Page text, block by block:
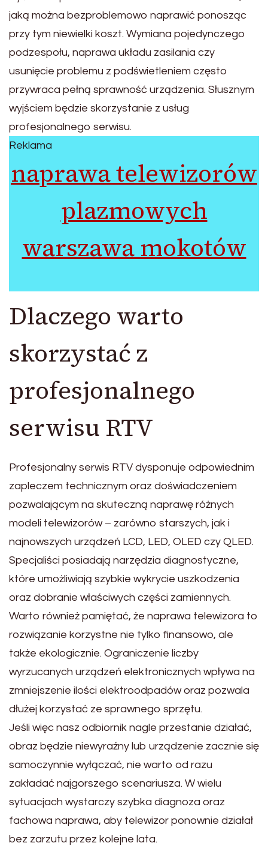
jaką można bezproblemowo naprawić ponosząc
przy tym niewielki koszt. Wymiana pojedynczego
podzespołu, naprawa układu zasilania czy
usunięcie problemu z podświetleniem często
przywraca pełną sprawność urządzenia. Słusznym
wyjściem będzie skorzystanie z usług
profesjonalnego serwisu.
Reklama
naprawa telewizorów
plazmowych
warszawa mokotów
Dlaczego warto
skorzystać z
profesjonalnego
serwisu RTV
Profesjonalny serwis RTV dysponuje odpowiednim
zapleczem technicznym oraz doświadczeniem
pozwalającym na skuteczną naprawę różnych
modeli telewizorów – zarówno starszych, jak i
najnowszych urządzeń LCD, LED, OLED czy QLED.
Specjaliści posiadają narzędzia diagnostyczne,
które umożliwiają szybkie wykrycie uszkodzenia
oraz dobranie właściwych części zamiennych.
Warto również pamiętać, że naprawa telewizora to
rozwiązanie korzystne nie tylko finansowo, ale
także ekologicznie. Ograniczenie liczby
wyrzucanych urządzeń elektronicznych wpływa na
zmniejszenie ilości elektroodpadów oraz pozwala
dłużej korzystać ze sprawnego sprzętu.
Jeśli więc nasz odbiornik nagle przestanie działać,
obraz będzie niewyraźny lub urządzenie zacznie się
samoczynnie wyłączać, nie warto od razu
zakładać najgorszego scenariusza. W wielu
sytuacjach wystarczy szybka diagnoza oraz
fachowa naprawa, aby telewizor ponownie działał
bez zarzutu przez kolejne lata.